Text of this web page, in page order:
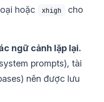
hoặc xhigh
cho
ngữ cảnh lặp lại.
prompts), tài
nên được lưu